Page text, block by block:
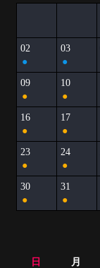
02
●
03
●
09
●
10
●
16
●
17
●
23
●
24
●
30
●
31
●
日 月